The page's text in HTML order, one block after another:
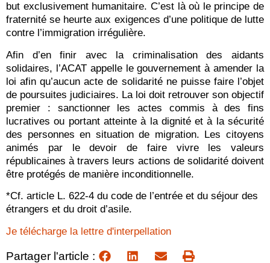
but exclusivement humanitaire. C’est là où le principe de
fraternité se heurte aux exigences d’une politique de lutte
contre l’immigration irrégulière.
Afin d’en finir avec la criminalisation des aidants
solidaires, l’ACAT appelle le gouvernement à amender la
loi afin qu’aucun acte de solidarité ne puisse faire l’objet
de poursuites judiciaires. La loi doit retrouver son objectif
premier : sanctionner les actes commis à des fins
lucratives ou portant atteinte à la dignité et à la sécurité
des personnes en situation de migration. Les citoyens
animés par le devoir de faire vivre les valeurs
républicaines à travers leurs actions de solidarité doivent
être protégés de manière inconditionnelle.
*Cf. article L. 622-4 du code de l’entrée et du séjour des
étrangers et du droit d’asile.
Je télécharge la lettre d'interpellation
Partager l'article :